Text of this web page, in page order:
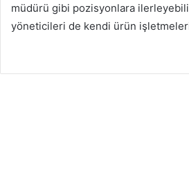
müdürü gibi pozisyonlara
yöneticileri de kendi ürün